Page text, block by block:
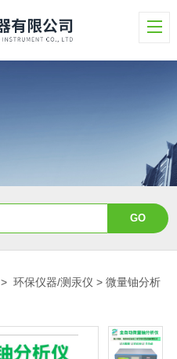
>环保仪器/测汞仪 >微量铀分析